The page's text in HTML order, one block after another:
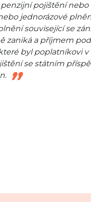
pojištění
jednorázové
související se
zaniká a příjmem
byl poplatníkovi
se státním